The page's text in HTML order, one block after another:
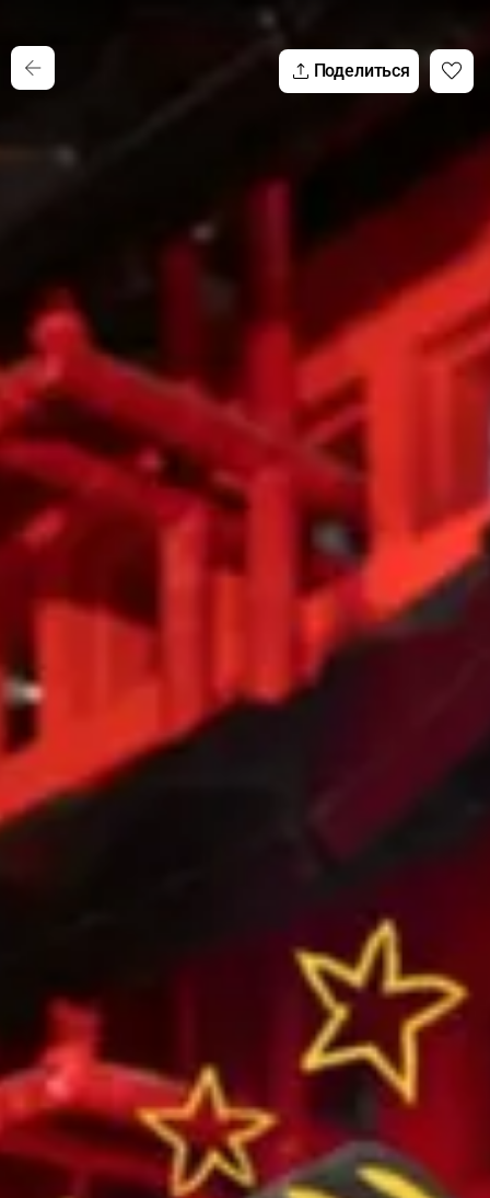
Поделиться